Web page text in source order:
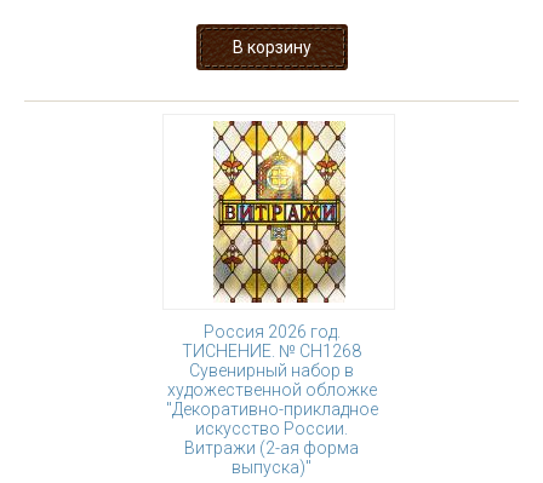
Россия 2026 год.
ТИСНЕНИЕ. № СН1268
Сувенирный набор в
художественной обложке
"Декоративно-прикладное
искусство России.
Витражи (2-ая форма
выпуска)"